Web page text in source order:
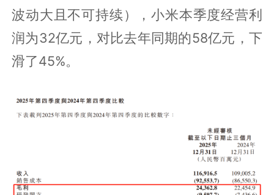
波动大且不可持续），小米本季度经营利
润为32亿元，对比去年同期的58亿元，下
滑了45%。